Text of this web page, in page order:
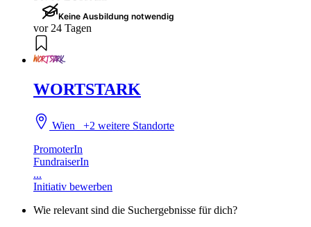
Keine Ausbildung notwendig
vor 24 Tagen
WORTSTARK
Wien+2 weitere Standorte
PromoterIn
FundraiserIn
...
Initiativ bewerben
Wie relevant sind die Suchergebnisse für dich?